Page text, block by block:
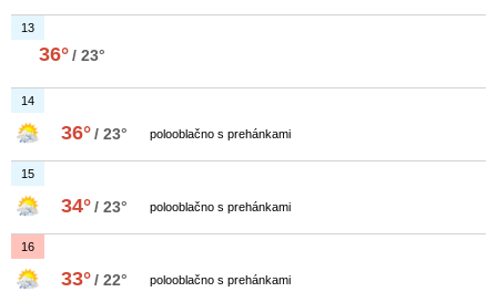
13
36°/ 23°
14
36°/ 23° polooblačno s prehánkami
15
34°/ 23° polooblačno s prehánkami
16
33°/ 22° polooblačno s prehánkami